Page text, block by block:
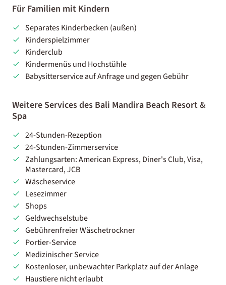
Für Familien mit Kindern
Separates Kinderbecken (außen)
Kinderspielzimmer
Kinderclub
Kindermenüs und Hochstühle
Babysitterservice auf Anfrage und gegen Gebühr
Weitere Services des Bali Mandira Beach Resort &
Spa
24-Stunden-Rezeption
24-Stunden-Zimmerservice
Zahlungsarten: American Express, Diner's Club, Visa,
Mastercard, JCB
Wäscheservice
Lesezimmer
Shops
Geldwechselstube
Gebührenfreier Wäschetrockner
Portier-Service
Medizinischer Service
Kostenloser, unbewachter Parkplatz auf der Anlage
Haustiere nicht erlaubt